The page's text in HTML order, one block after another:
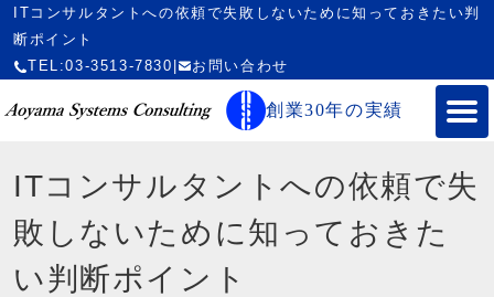
ITコンサルタントへの依頼で失敗しないために知っておきたい判
断ポイント
TEL:03-3513-7830
お問い合わせ
創業30年の実績
ITコンサルタントへの依頼で失
敗しないために知っておきた
い判断ポイント